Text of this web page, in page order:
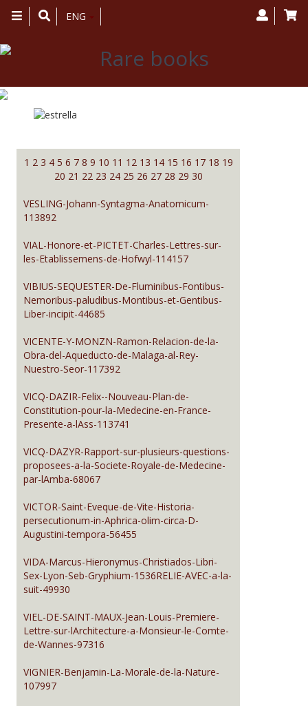
Toggle
navigation
ENG
1 2 3 4 5 6 7 8 9 10 11 12 13 14 15 16 17 18 19
20 21 22 23 24 25 26 27 28 29 30
VESLING-Johann-Syntagma-Anatomicum-
113892
VIAL-Honore-et-PICTET-Charles-Lettres-sur-
les-Etablissemens-de-Hofwyl-114157
VIBIUS-SEQUESTER-De-Fluminibus-Fontibus-
Nemoribus-paludibus-Montibus-et-Gentibus-
Liber-incipit-44685
VICENTE-Y-MONZN-Ramon-Relacion-de-la-
Obra-del-Aqueducto-de-Malaga-al-Rey-
Nuestro-Seor-117392
VICQ-DAZIR-Felix--Nouveau-Plan-de-
Constitution-pour-la-Medecine-en-France-
Presente-a-lAss-113741
VICQ-DAZYR-Rapport-sur-plusieurs-questions-
proposees-a-la-Societe-Royale-de-Medecine-
par-lAmba-68067
VICTOR-Saint-Eveque-de-Vite-Historia-
persecutionum-in-Aphrica-olim-circa-D-
Augustini-tempora-56455
VIDA-Marcus-Hieronymus-Christiados-Libri-
Sex-Lyon-Seb-Gryphium-1536RELIE-AVEC-a-la-
suit-49930
VIEL-DE-SAINT-MAUX-Jean-Louis-Premiere-
Lettre-sur-lArchitecture-a-Monsieur-le-Comte-
de-Wannes-97316
VIGNIER-Benjamin-La-Morale-de-la-Nature-
107997